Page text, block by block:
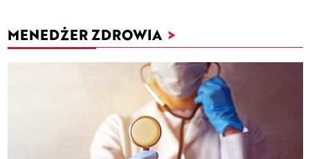
MENEDŻER ZDROWIA >